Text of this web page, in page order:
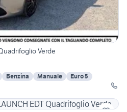
Verde
Benzina Manuale
Euro 5